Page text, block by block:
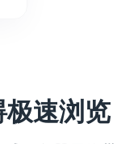
速浏览